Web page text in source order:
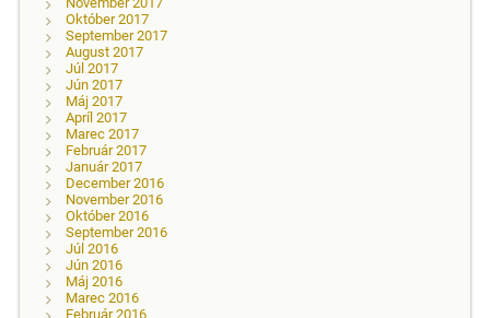
Október 2017
September 2017
August 2017
Júl 2017
Jún 2017
Máj 2017
Apríl 2017
Marec 2017
Február 2017
Január 2017
December 2016
November 2016
Október 2016
September 2016
Júl 2016
Jún 2016
Máj 2016
Marec 2016
Február 2016